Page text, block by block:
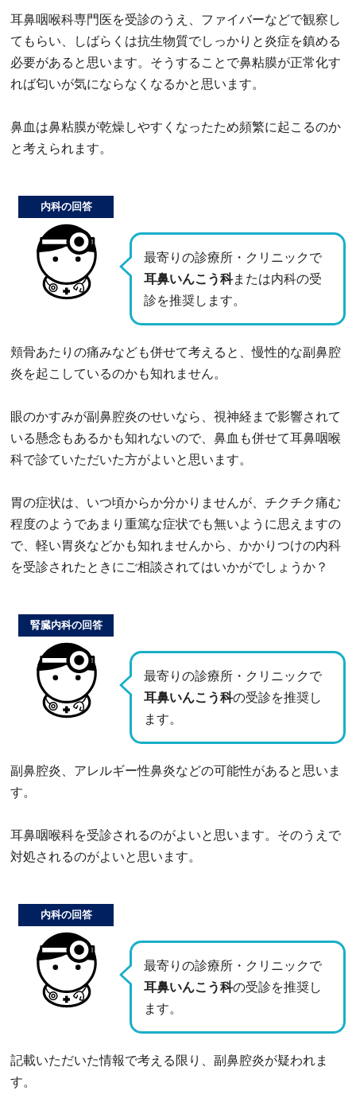
耳鼻咽喉科専門医を受診のうえ、ファイバーなどで観察し
てもらい、しばらくは抗生物質でしっかりと炎症を鎮める
必要があると思います。そうすることで鼻粘膜が正常化す
れば匂いが気にならなくなるかと思います。
鼻血は鼻粘膜が乾燥しやすくなったため頻繁に起こるのか
と考えられます。
最寄りの診療所・クリニックで
耳鼻いんこう科または内科の受
診を推奨します。
内科の回答
頬骨あたりの痛みなども併せて考えると、慢性的な副鼻腔
炎を起こしているのかも知れません。
眼のかすみが副鼻腔炎のせいなら、視神経まで影響されて
いる懸念もあるかも知れないので、鼻血も併せて耳鼻咽喉
科で診ていただいた方がよいと思います。
胃の症状は、いつ頃からか分かりませんが、チクチク痛む
程度のようであまり重篤な症状でも無いように思えますの
で、軽い胃炎などかも知れませんから、かかりつけの内科
を受診されたときにご相談されてはいかがでしょうか？
最寄りの診療所・クリニックで
耳鼻いんこう科の受診を推奨し
ます。
腎臓内科の回答
副鼻腔炎、アレルギー性鼻炎などの可能性があると思いま
す。
耳鼻咽喉科を受診されるのがよいと思います。そのうえで
対処されるのがよいと思います。
最寄りの診療所・クリニックで
耳鼻いんこう科の受診を推奨し
ます。
内科の回答
記載いただいた情報で考える限り、副鼻腔炎が疑われま
す。